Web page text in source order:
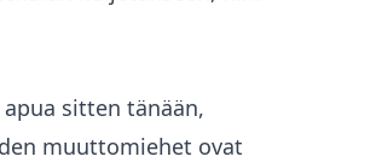
sitten tänään,
muuttomiehet ovat